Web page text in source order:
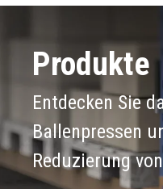
Produkte
Entdecken Sie
Ballenpressen
Reduzierung